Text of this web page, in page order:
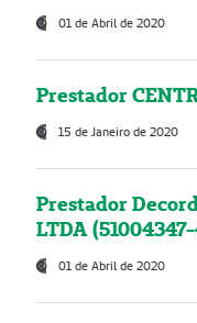
01 de Abril de 2020
Prestador
15 de Janeiro de 2020
Prestador
LTDA
01 de Abril de 2020